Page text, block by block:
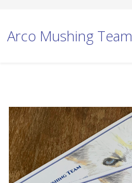
Arco Mushing Team